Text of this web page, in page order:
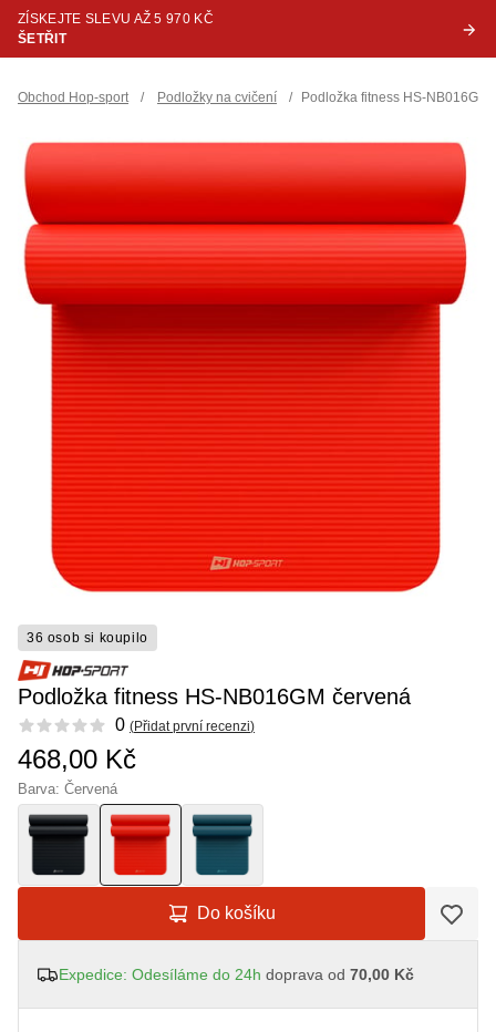
ZÍSKEJTE SLEVU AŽ 5 970 KČ
ŠETŘIT
Obchod Hop-sport / Podložky na cvičení / Podložka fitness HS-NB016GM
36 osob si koupilo
Podložka fitness HS-NB016GM červená
Reviews 0 (Přidat první recenzi)
468,00 Kč
Barva: Červená
Do košíku
Expedice: Odesíláme do 24h doprava od 70,00 Kč